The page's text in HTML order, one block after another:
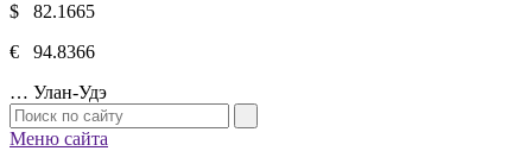
$ 82.1665
€ 94.8366
… Улан-Удэ
Меню сайта